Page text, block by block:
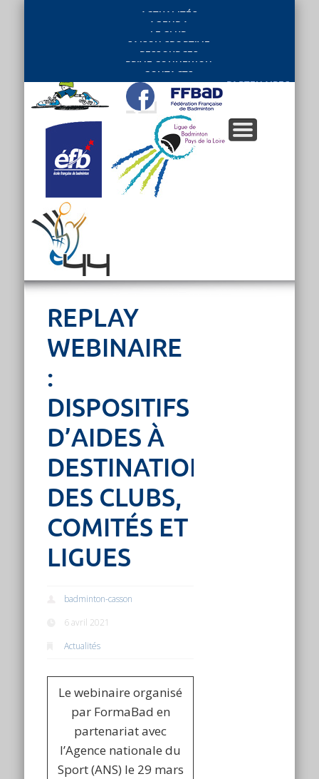
ACTUALITÉS
AGENDA
LE CLUB
SAISON SPORTIVE
RESSOURCES
PRIVE CONNEXION
CONTACTS
PARTENAIRES
REPLAY
WEBINAIRE
:
DISPOSITIFS
D’AIDES À
DESTINATION
DES CLUBS,
COMITÉS ET
LIGUES
badminton-casson
6 avril 2021
Actualités
Le webinaire organisé
par FormaBad en
partenariat avec
l’Agence nationale du
Sport (ANS) le 29 mars